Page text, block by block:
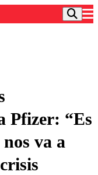
Pfizer: “Es
va a